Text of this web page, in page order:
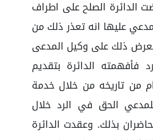
الدائرة الصلح على اطراف
عليها انه تعذر ذلك من
ذلك على وكيل المدعى
فأفهمته الدائرة بتقديم
من تاريخه من خلال خدمة
الحق في الرد خلال
بذلك. وعقدت الدائرة